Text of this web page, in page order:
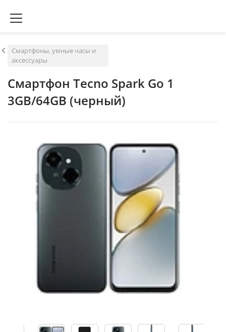
Смартфоны, умные часы и
аксессуары
Смартфон Tecno Spark Go 1
3GB/64GB (черный)